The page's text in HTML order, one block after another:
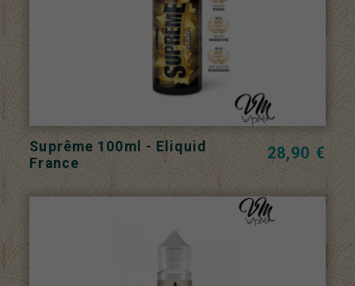
Suprême 100ml - Eliquid
France
28,90 €